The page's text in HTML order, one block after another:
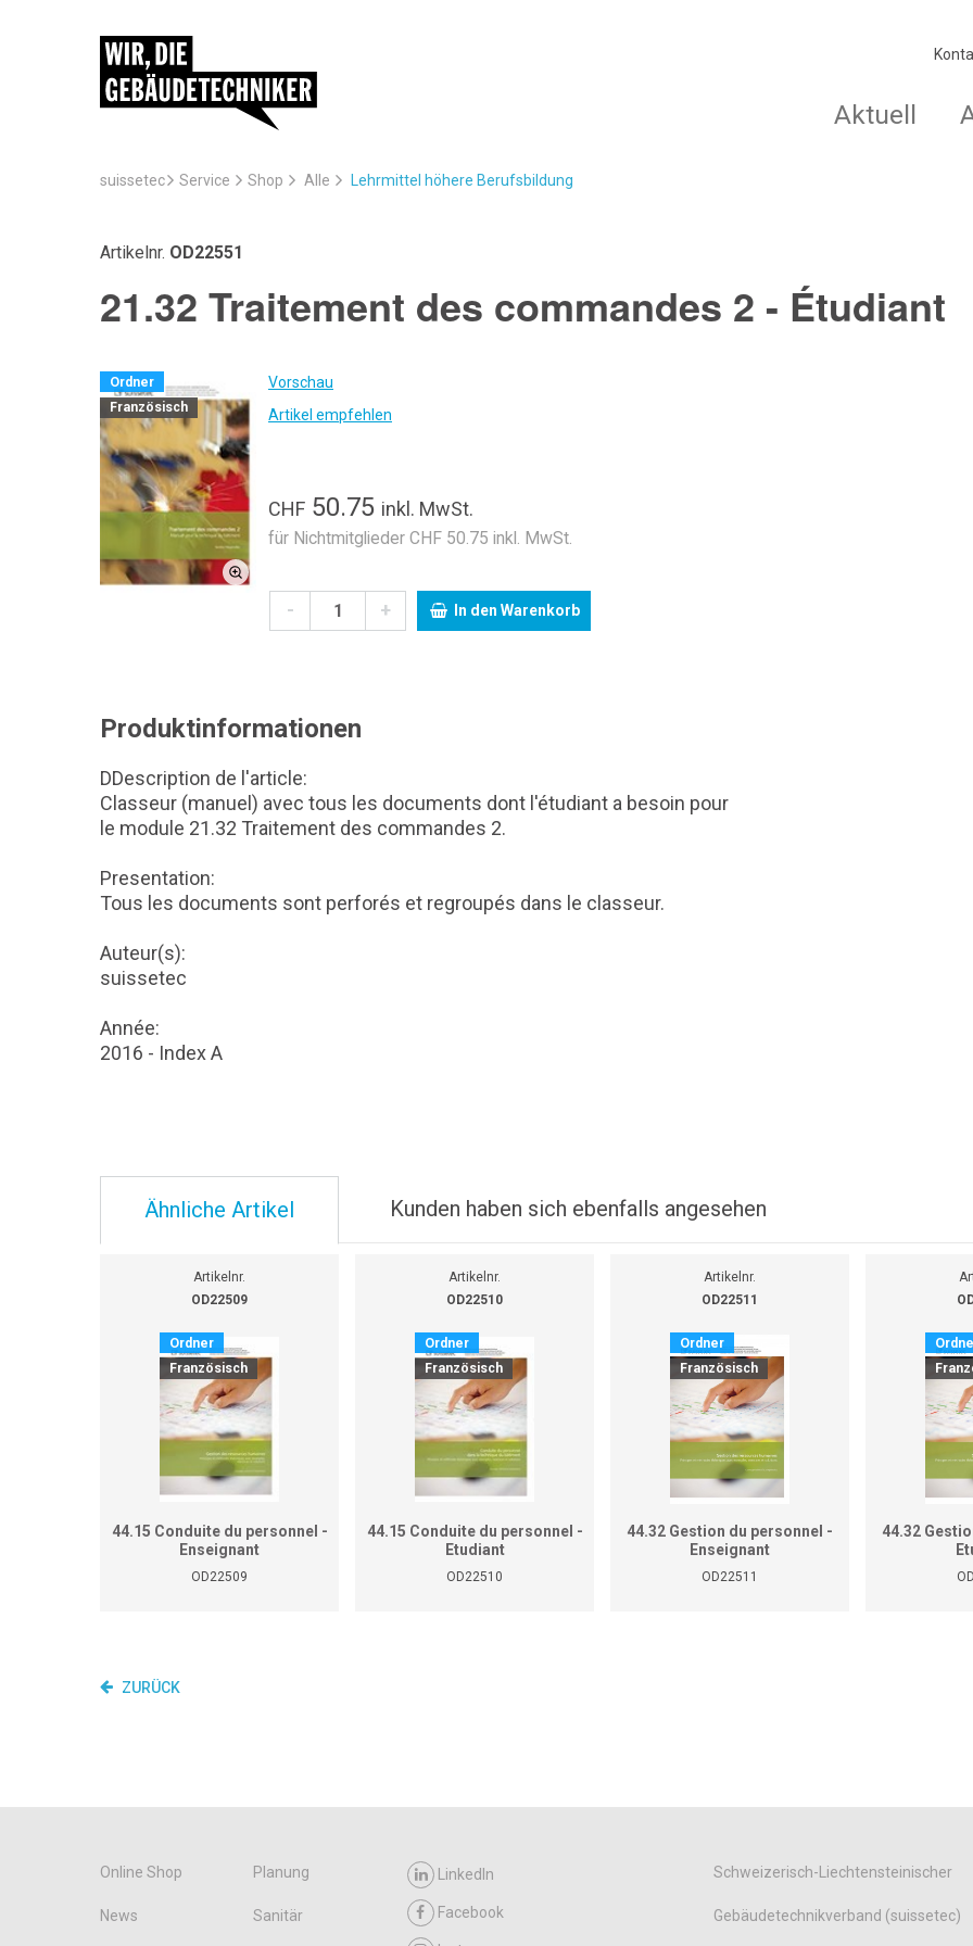
Aktuell
suissetec Service Shop Alle Lehrmittel höhere Berufsbildung
Artikelnr. OD22551
21.32 Traitement des commandes 2 - Étudiant
Ordner
Französisch
Vorschau
Artikel empfehlen
CHF 50.75 inkl. MwSt.
für Nichtmitglieder CHF 50.75 inkl. MwSt.
- + In den Warenkorb
Produktinformationen
DDescription de l'article:
Classeur (manuel) avec tous les documents dont l'étudiant a besoin pour
le module 21.32 Traitement des commandes 2.
Presentation:
Tous les documents sont perforés et regroupés dans le classeur.
Auteur(s):
suissetec
Année:
2016 - Index A
Ähnliche Artikel Kunden haben sich ebenfalls angesehen
Artikelnr.
OD22509
Ordner
Französisch
44.15 Conduite du personnel -
Enseignant
OD22509
Artikelnr.
OD22510
Ordner
Französisch
44.15 Conduite du personnel -
Etudiant
OD22510
Artikelnr.
OD22511
Ordner
Französisch
44.32 Gestion du personnel -
Enseignant
OD22511
44.32
ZURÜCK
Online Shop Planung
News Sanitär
LinkedIn
Facebook
Schweizerisch-Liechtensteinischer
Gebäudetechnikverband (suissetec)